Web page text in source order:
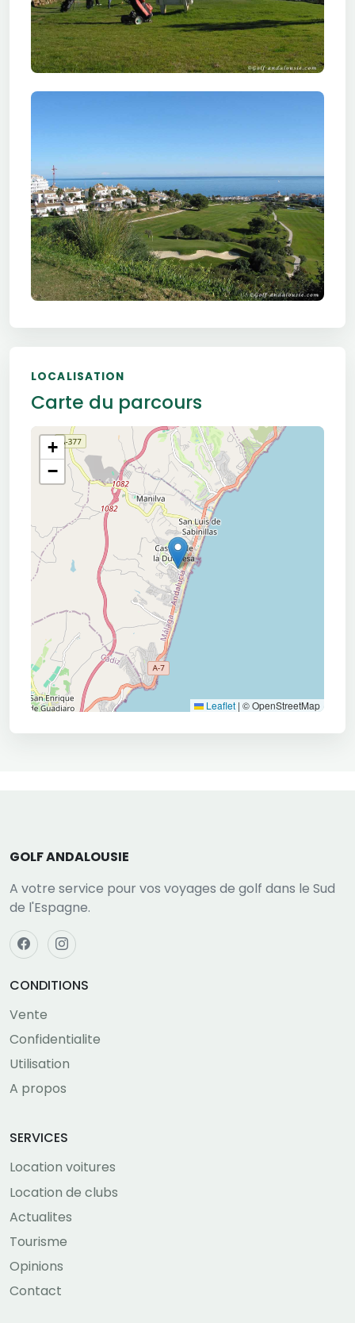
LOCALISATION
Carte du parcours
+
−
Leaflet | © OpenStreetMap
GOLF ANDALOUSIE
A votre service pour vos voyages de golf dans le Sud
de l'Espagne.
CONDITIONS
Vente
Confidentialite
Utilisation
A propos
SERVICES
Location voitures
Location de clubs
Actualites
Tourisme
Opinions
Contact